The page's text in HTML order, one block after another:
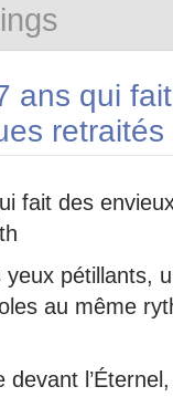
ans qui
retraités
fait des
yeux pétillants,
au même
devant